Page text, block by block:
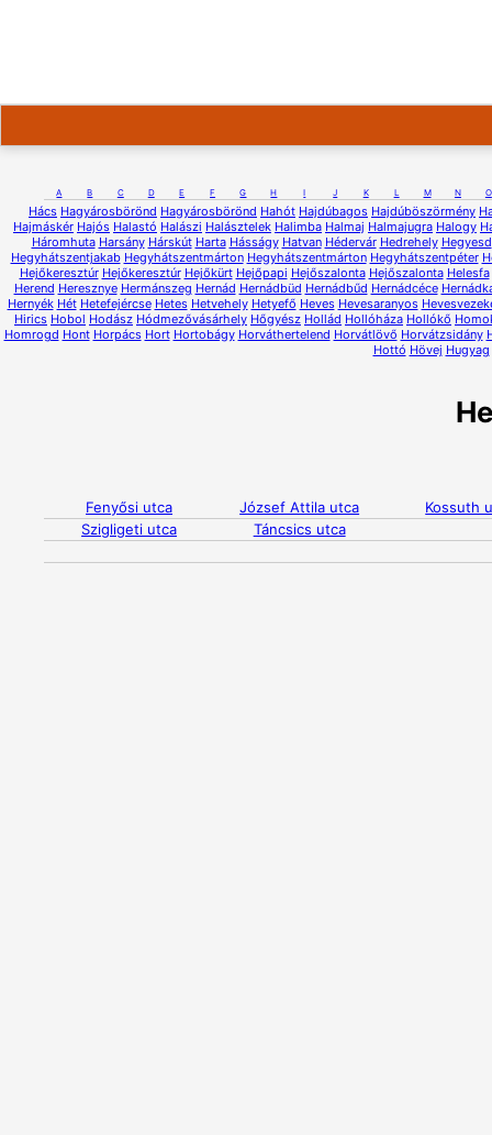
A B C D E F G H I J K L M N O
Hács Hagyárosbörönd Hagyárosbörönd Hahót Hajdúbagos Hajdúböszörmény
Hajmáskér Hajós Halastó Halászi Halásztelek Halimba Halmaj Halmajugra Halogy
Háromhuta Harsány Hárskút Harta Hásságy Hatvan Hédervár Hedrehely Hegyesd
Hegyhátszentjakab Hegyhátszentmárton Hegyhátszentmárton Hegyhátszentpéter
Hejőkeresztúr Hejőkeresztúr Hejőkürt Hejőpapi Hejőszalonta Hejőszalonta Helesfa
Herend Heresznye Hermánszeg Hernád Hernádbüd Hernádbűd Hernádcéce
Hernyék Hét Hetefejércse Hetes Hetvehely Hetyefő Heves Hevesaranyos
Hirics Hobol Hodász Hódmezővásárhely Hőgyész Hollád Hollóháza Hollókő
Homrogd Hont Horpács Hort Hortobágy Horváthertelend Horvátlövő Horvátzsidány
Hottó Hövej Hugyag
Fenyősi utca József Attila utca
Kossuth
Szigligeti utca
Táncsics utca